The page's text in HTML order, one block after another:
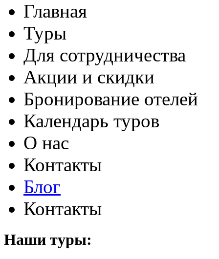
Главная
Туры
Для сотрудничества
Акции и скидки
Бронирование отелей
Календарь туров
О нас
Контакты
Блог
Контакты
Наши туры: